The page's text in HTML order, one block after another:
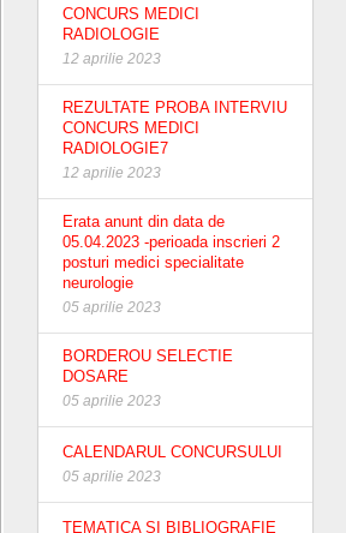
CONCURS MEDICI
RADIOLOGIE
12 aprilie 2023
REZULTATE PROBA INTERVIU
CONCURS MEDICI
RADIOLOGIE7
12 aprilie 2023
Erata anunt din data de
05.04.2023 -perioada inscrieri 2
posturi medici specialitate
neurologie
05 aprilie 2023
BORDEROU SELECTIE
DOSARE
05 aprilie 2023
CALENDARUL CONCURSULUI
05 aprilie 2023
TEMATICA SI BIBLIOGRAFIE